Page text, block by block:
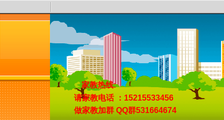
家教热线:
请家教电话 ：15215533456
做家教加群 QQ群531664674